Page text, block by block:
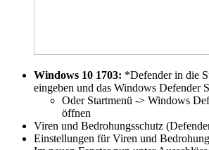
Windows 10 1703: *Defender in die
eingeben und das Windows Defender
Oder Startmenü -> Windows
öffnen
Viren und Bedrohungsschutz
Einstellungen für Viren und